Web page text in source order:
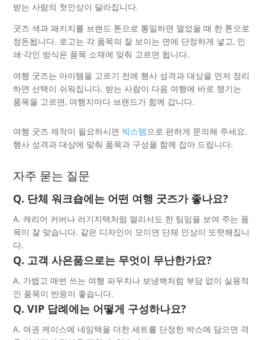
받는 사람의 첫인상이 달라집니다.
굿즈 색과 패키지를 브랜드 톤으로 통일하면 열었을 때 한 톤으로
정돈됩니다. 로고는 각 품목의 잘 보이는 면에 단정하게 넣고, 인
쇄·각인 방식은 품목 소재에 맞춰 고르면 됩니다.
여행 굿즈는 아이템을 고르기 전에 행사 성격과 대상을 먼저 정리
하면 선택이 쉬워집니다. 받는 사람이 다음 여행에 바로 챙기는
품목을 고르면, 여행지마다 브랜드가 함께 갑니다.
여행 굿즈 제작이 필요하시면 빅스템 으로 편하게 문의해 주세요.
행사 성격과 대상에 맞춰 품목과 구성을 함께 잡아 드립니다.
자주 묻는 질문
Q. 단체 워크숍에는 어떤 여행 굿즈가 좋나요?
A. 캐리어 커버나 러기지택처럼 멀리서도 한 팀임을 보여 주는 품
목이 잘 맞습니다. 같은 디자인이 모이면 단체 인상이 또렷해집니
다.
Q. 고객 사은품으로는 무엇이 무난한가요?
A. 가볍고 매번 쓰는 여행 파우치나 보냉백처럼 부담 없이 실용적
인 품목이 반응이 좋습니다.
Q. VIP 답례에는 어떻게 구성하나요?
A. 여권 케이스에 네임택을 더한 세트를 단정한 박스에 담으면 격